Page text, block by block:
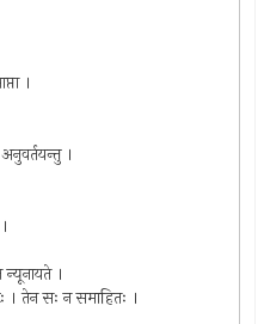
।
।
।
। तेन सः न समाहितः ।